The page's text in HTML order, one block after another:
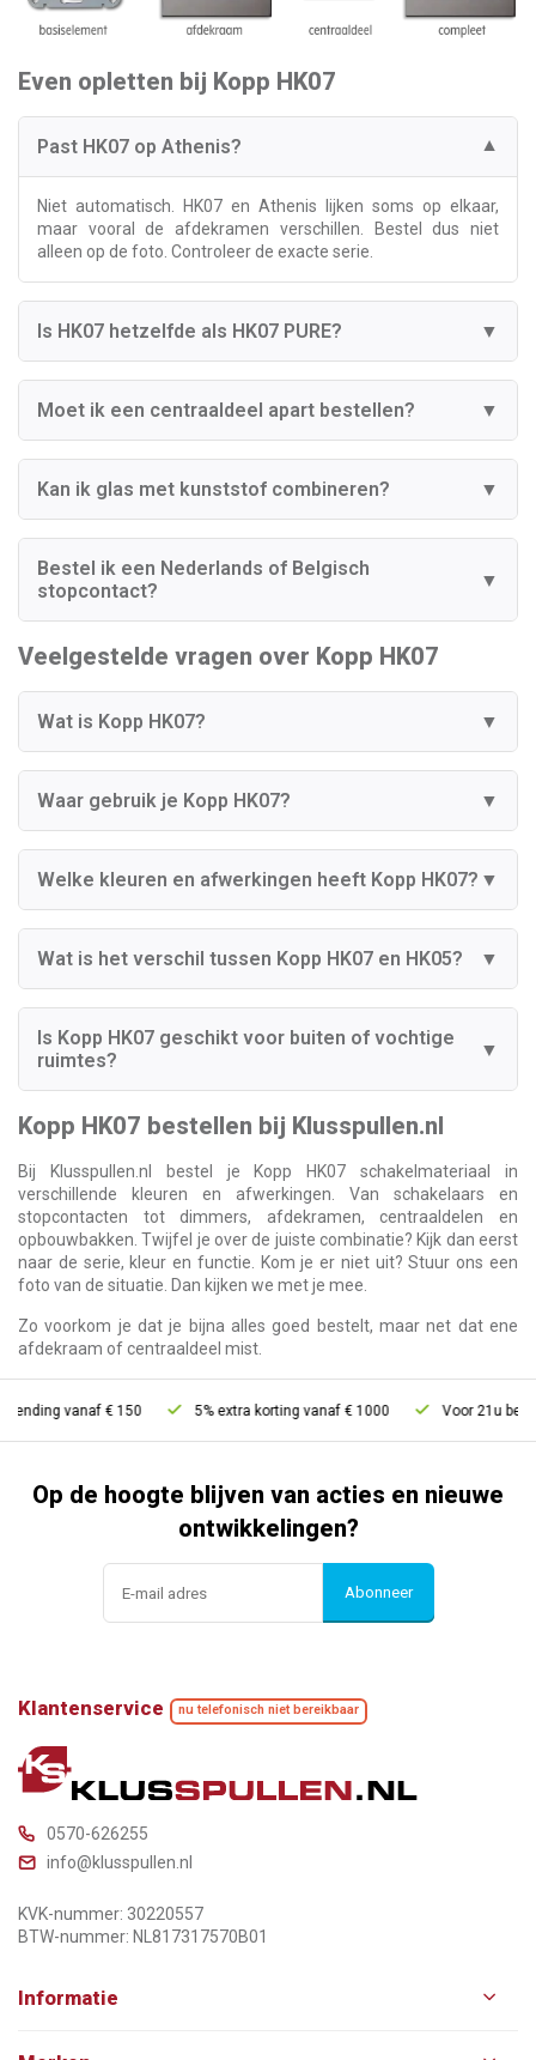
Even opletten bij Kopp HK07
Past HK07 op Athenis? ▼
Niet automatisch. HK07 en Athenis lijken soms op elkaar,
maar vooral de afdekramen verschillen. Bestel dus niet
alleen op de foto. Controleer de exacte serie.
Is HK07 hetzelfde als HK07 PURE? ▼
Moet ik een centraaldeel apart bestellen? ▼
Kan ik glas met kunststof combineren? ▼
Bestel ik een Nederlands of Belgisch
stopcontact?
▼
Veelgestelde vragen over Kopp HK07
Wat is Kopp HK07? ▼
Waar gebruik je Kopp HK07? ▼
Welke kleuren en afwerkingen heeft Kopp HK07? ▼
Wat is het verschil tussen Kopp HK07 en HK05? ▼
Is Kopp HK07 geschikt voor buiten of vochtige
ruimtes?
▼
Kopp HK07 bestellen bij Klusspullen.nl
Bij Klusspullen.nl bestel je Kopp HK07 schakelmateriaal in
verschillende kleuren en afwerkingen. Van schakelaars en
stopcontacten tot dimmers, afdekramen, centraaldelen en
opbouwbakken. Twijfel je over de juiste combinatie? Kijk dan eerst
naar de serie, kleur en functie. Kom je er niet uit? Stuur ons een
foto van de situatie. Dan kijken we met je mee.
Zo voorkom je dat je bijna alles goed bestelt, maar net dat ene
afdekraam of centraaldeel mist.
vanaf € 150 5% extra korting vanaf € 1000 Voor 21u besteld,
Op de hoogte blijven van acties en nieuwe
ontwikkelingen?
Abonneer
Klantenservice nu telefonisch niet bereikbaar
0570-626255
info@klusspullen.nl
KVK-nummer: 30220557
BTW-nummer: NL817317570B01
Informatie